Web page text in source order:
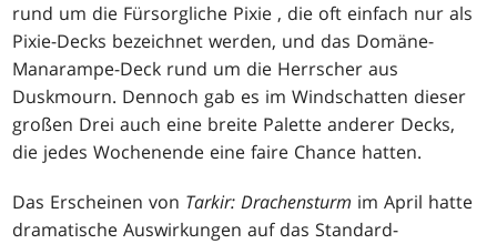
rund um die Fürsorgliche Pixie , die oft einfach nur als
Pixie-Decks bezeichnet werden, und das Domäne-
Manarampe-Deck rund um die Herrscher aus
Duskmourn. Dennoch gab es im Windschatten dieser
großen Drei auch eine breite Palette anderer Decks,
die jedes Wochenende eine faire Chance hatten.
Das Erscheinen von Tarkir: Drachensturm im April hatte
dramatische Auswirkungen auf das Standard-